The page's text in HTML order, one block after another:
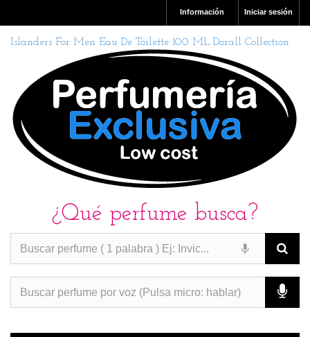
Iniciar sesión
Información
Islanders For Men Eau De Toilette 100 ML Dorall Collection
¿Qué perfume busca?